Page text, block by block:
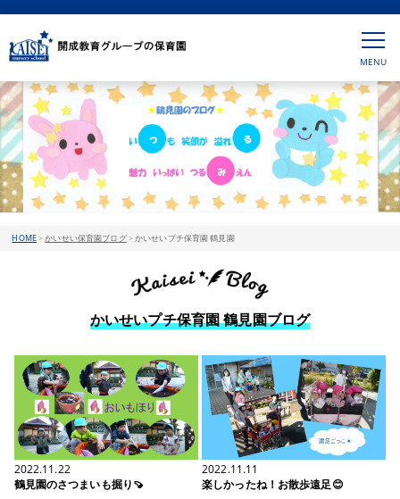
HOME>かいせい保育園ブログ>かいせいプチ保育園 鶴見園
かいせいプチ保育園 鶴見園ブログ
2022.11.22
鶴見園のさつまいも掘り🍠
2022.11.11
楽しかったね！お散歩遠足😊